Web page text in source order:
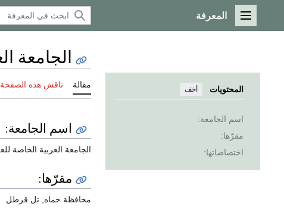
القائمة الرئيسية
المعرفة
المحتويات أخف
اسم الجامعة:
مقرّها:
اختصاصاتها:
الجامعة
مقالة ناقش هذه الصفحة
اسم الجامعة:
الجامعة العربية الخاصة
مقرّها:
محافظة حماه, تل قرطل